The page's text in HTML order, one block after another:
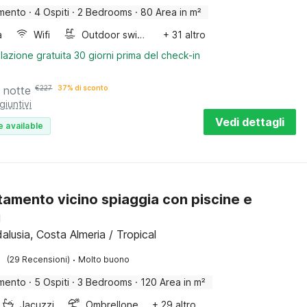
· 4 Ospiti · 2 Bedrooms · 80 Area in m²
Wifi Outdoor swimming pool
+ 31 altro
gratuita 30 giorni prima del check-in
notte €227 37% di sconto
available Vedi dettagli
vicino spiaggia con piscine e
Costa Almeria / Tropical
(29 Recensioni) · Molto buono
· 5 Ospiti · 3 Bedrooms · 120 Area in m²
Jacuzzi
Ombrellone + 29 altro